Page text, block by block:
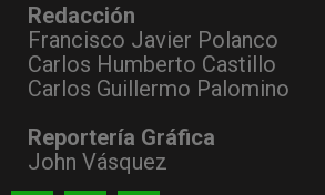
Redacción
Francisco Javier Polanco
Carlos Humberto Castillo
Carlos Guillermo Palomino
Reportería Gráfica
John Vásquez